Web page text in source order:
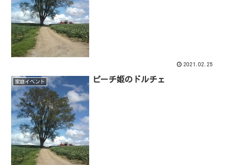
2021.02.25
家庭イベント ピーチ姫のドルチェ